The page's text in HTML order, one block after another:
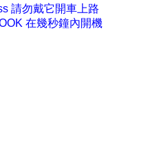
請勿戴它開車上路
在幾秒鐘內開機